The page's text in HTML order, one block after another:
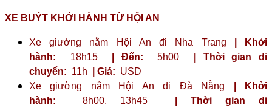
XE BUÝT KHỞI HÀNH TỪ HỘI AN
Xe giường nằm Hội An đi Nha Trang
| Khởi
hành: 18h15 | Đến: 5h00
| Thời gian di
chuyển: 11h | Giá: USD
Xe giường nằm Hội An đi Đà Nẵng
| Khởi
hành: 8h00, 13h45
| Thời gian di